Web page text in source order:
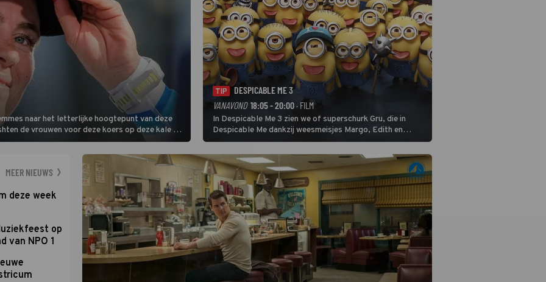
naar het letterlijke hoogtepunt van deze
de vrouwen voor deze koers op deze kale col
slotklim is vlak.
TIP
DESPICABLE ME 3
VANAVOND 18:05 - 20:00 · FILM
In Despicable Me 3 zien we of superschurk Gru, die in
Despicable Me dankzij weesmeisjes Margo, Edith en
Agnes de overstap naar het rechte pad maakte, ook op
dat pad weet te blijven.
MEER NIEUWS
deze week
op
van NPO 1